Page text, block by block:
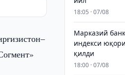
18:05 · 07/08
Марказий
индекси
қилди
18:00 · 07/08